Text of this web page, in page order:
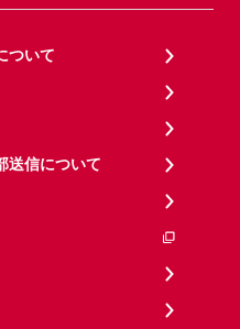
ついて
送信について